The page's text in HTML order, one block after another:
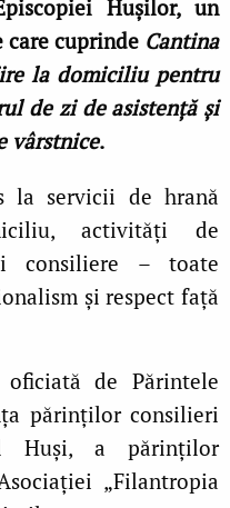
Hușilor, un
care cuprinde Cantina
la domiciliu pentru
de zi de asistență și
vârstnice.
la servicii de hrană
activități de
consiliere – toate
și respect față
de Părintele
părinților consilieri
Huși, a părinților
„Filantropia